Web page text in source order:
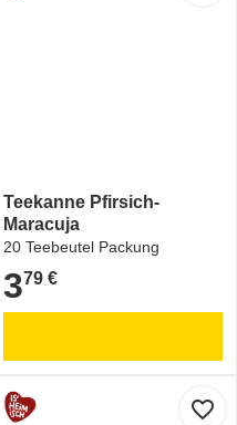
Teekanne Pfirsich-
Maracuja
20 Teebeutel Packung
3,79 €
379 €
favorite_border